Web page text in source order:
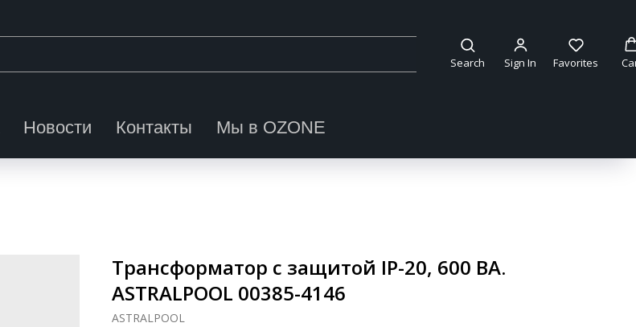
Search Sign In Favorites
Новости Контакты Мы в OZONE
Трансформатор с защитой IP-20, 600 ВА.
ASTRALPOOL 00385-4146
ASTRALPOOL